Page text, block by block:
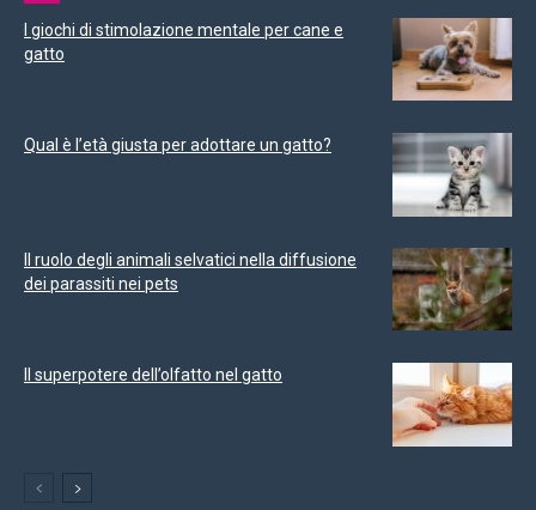
I giochi di stimolazione mentale per cane e
gatto
Qual è l’età giusta per adottare un gatto?
Il ruolo degli animali selvatici nella diffusione
dei parassiti nei pets
Il superpotere dell’olfatto nel gatto